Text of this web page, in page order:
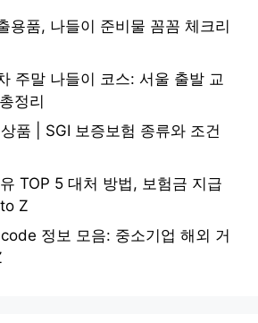
용품, 나들이 준비물 꼼꼼 체크리
주말 나들이 코스: 서울 출발 교
정리
품 | SGI 보증보험 종류와 조건
TOP 5 대처 방법, 보험금 지급
Z
정보 모음: 중소기업 해외 거